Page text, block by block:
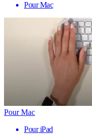
Pour Mac
Pour Mac
Pour iPad